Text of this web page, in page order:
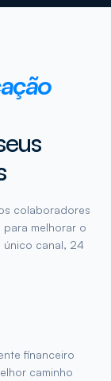
colaboradores
melhorar o
único canal, 24
financeiro
caminho